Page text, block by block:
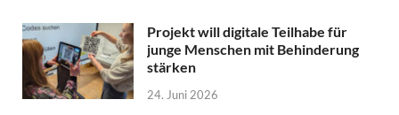
Projekt will digitale Teilhabe für
junge Menschen mit Behinderung
stärken
24. Juni 2026